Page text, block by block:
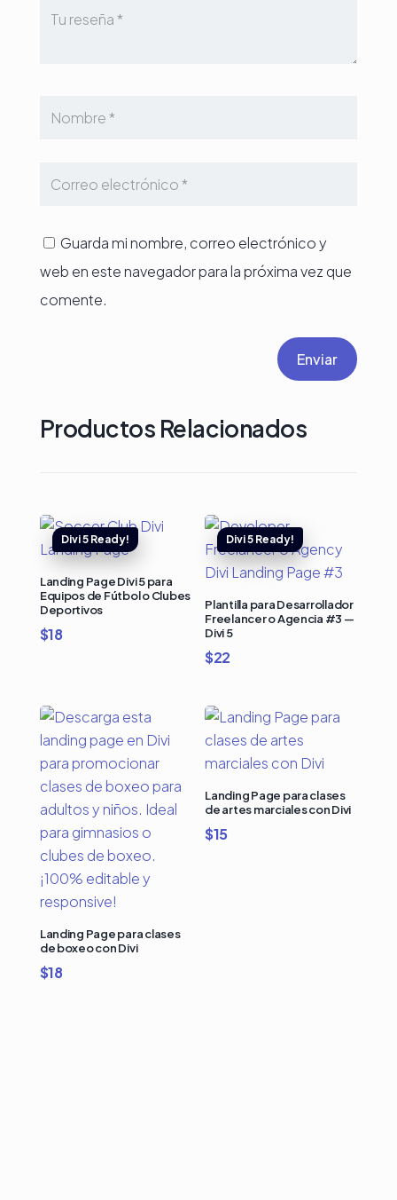
Guarda mi nombre, correo electrónico y
web en este navegador para la próxima vez que
comente.
Enviar
Productos Relacionados
Landing Page Divi 5 para
Equipos de Fútbol o Clubes
Deportivos
$18
Plantilla para Desarrollador
Freelancer o Agencia #3 —
Divi 5
$22
Landing Page para clases
de boxeo con Divi
$18
Landing Page para clases
de artes marciales con Divi
$15